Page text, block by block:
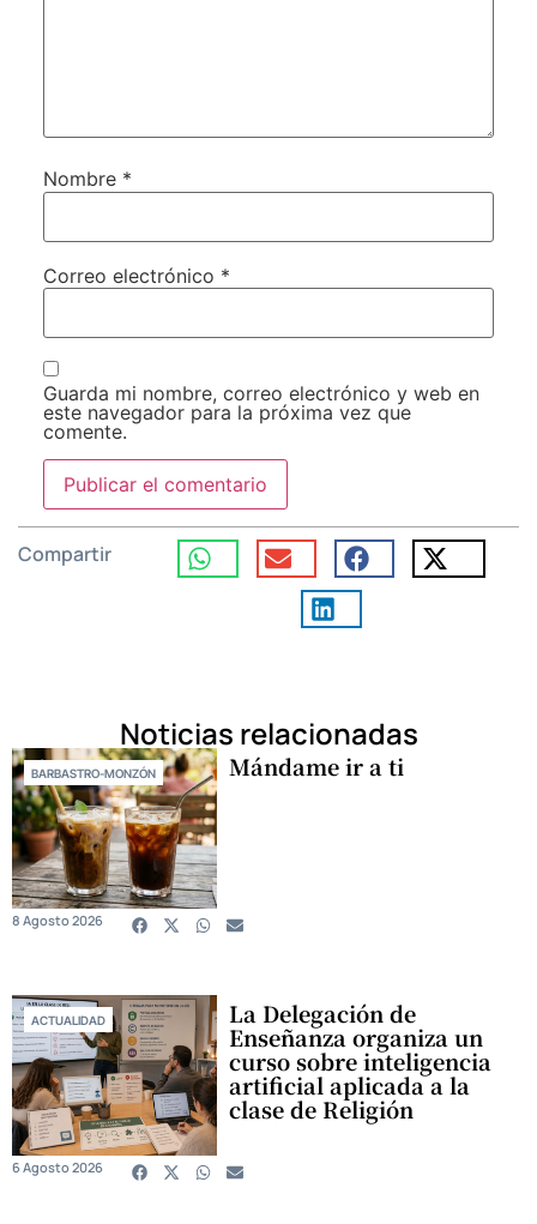
Nombre *
Correo electrónico *
Guarda mi nombre, correo electrónico y web en
este navegador para la próxima vez que
comente.
Compartir
Noticias relacionadas
BARBASTRO-MONZÓN Mándame ir a ti
8 Agosto 2026
ACTUALIDAD La Delegación de
Enseñanza organiza un
curso sobre inteligencia
artificial aplicada a la
clase de Religión
6 Agosto 2026